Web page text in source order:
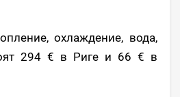
охлаждение, вода,
294 € в Риге и 66 € в